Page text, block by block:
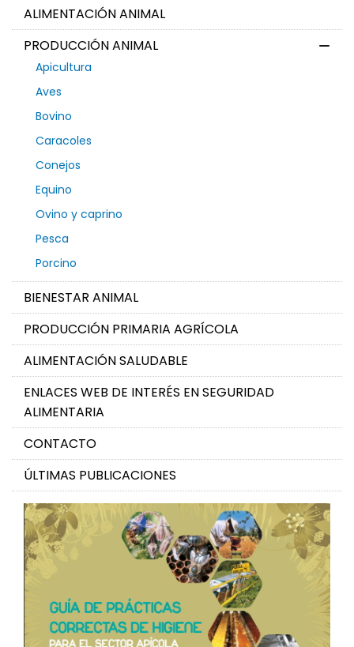
ALIMENTACIÓN ANIMAL
PRODUCCIÓN ANIMAL
Apicultura
Aves
Bovino
Caracoles
Conejos
Equino
Ovino y caprino
Pesca
Porcino
BIENESTAR ANIMAL
PRODUCCIÓN PRIMARIA AGRÍCOLA
ALIMENTACIÓN SALUDABLE
ENLACES WEB DE INTERÉS EN SEGURIDAD
ALIMENTARIA
CONTACTO
ÚLTIMAS PUBLICACIONES